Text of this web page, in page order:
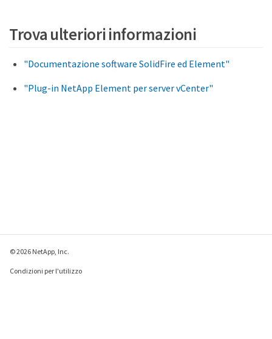
Trova ulteriori informazioni
"Documentazione software SolidFire ed Element"
"Plug-in NetApp Element per server vCenter"
© 2026 NetApp, Inc.
Condizioni per l'utilizzo